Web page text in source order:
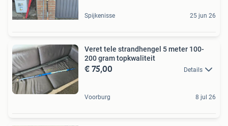
Spijkenisse 25 jun 26
Veret tele strandhengel 5 meter 100-
200 gram topkwaliteit
€ 75,00 Details
Voorburg 8 jul 26